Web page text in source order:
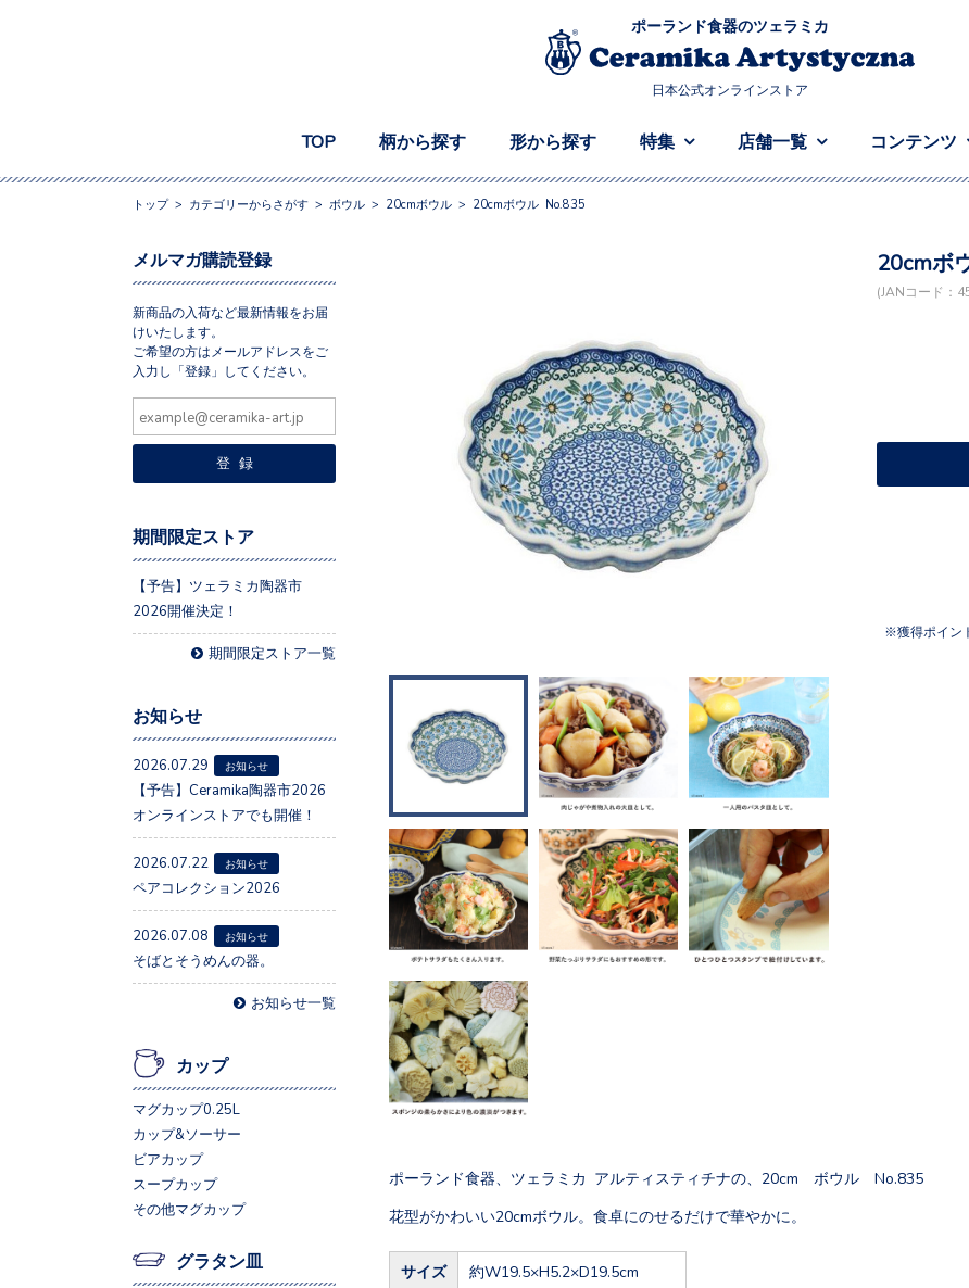
ポーランド食器のツェラミカ
日本公式オンラインストア
TOP 柄から探す 形から探す 特集 店舗一覧 コンテンツ
トップ> カテゴリーからさがす > ボウル > 20cmボウル > 20cmボウル No.835
20cmボ
(JANコード：
獲得ポイン
ポーランド食器、ツェラミカ アルティスティチナの、20cm ボウル No.835
花型がかわいい20cmボウル。食卓にのせるだけで華やかに。
サイズ
約W19.5×H5.2×D19.5cm
メルマガ購読登録
新商品の入荷など最新情報をお届
けいたします。
ご希望の方はメールアドレスをご
入力し「登録」してください。
期間限定ストア
【予告】ツェラミカ陶器市
2026開催決定！
期間限定ストア一覧
お知らせ
2026.07.29 お知らせ
【予告】Ceramika陶器市2026
オンラインストアでも開催！
2026.07.22 お知らせ
ペアコレクション2026
2026.07.08 お知らせ
そばとそうめんの器。
お知らせ一覧
カップ
マグカップ0.25L
カップ&ソーサー
ビアカップ
スープカップ
その他マグカップ
グラタン皿